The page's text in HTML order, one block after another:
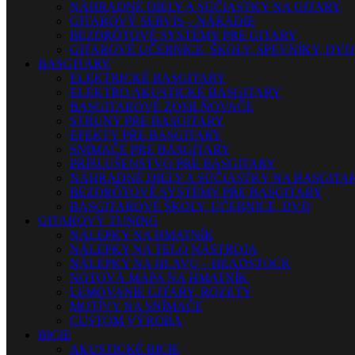
NÁHRADNÉ DIELY A SÚČIASTKY NA GITARY
GITAROVÝ SERVIS – NÁRADIE
BEZDRÔTOVÉ SYSTÉMY PRE GITARY
GITAROVÉ UČEBNICE, ŠKOLY, SPEVNÍKY, DVD
BASGITARY
ELEKTRICKÉ BASGITARY
ELEKTRO AKUSTICKÉ BASGITARY
BASGITAROVÉ ZOSILŇOVAČE
STRUNY PRE BASGITARY
EFEKTY PRE BASGITARY
SNÍMAČE PRE BASGITARY
PRÍSLUŠENSTVO PRE BASGITARY
NÁHRADNÉ DIELY A SÚČIASTKY NA
BEZDRÔTOVÉ SYSTÉMY PRE BASGITARY
BASGITAROVÉ ŠKOLY, UČEBNICE, DVD
GITAROVÝ TUNING
NÁLEPKY NA HMATNÍK
NÁLEPKY NA TELO NÁSTROJA
NÁLEPKY NA HLAVU – HEADSTOCK
NOTOVÁ MAPA NA HMATNÍK
LEMOVANIE GITARY, ROZETY
MOTÍVY NA SNÍMAČE
CUSTOM VÝROBA
BICIE
AKUSTICKÉ BICIE